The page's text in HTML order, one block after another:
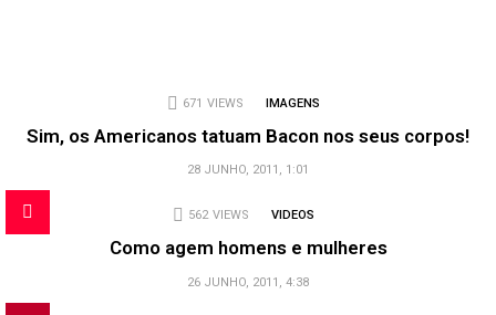
671 VIEWS IMAGENS
Sim, os Americanos tatuam Bacon nos seus corpos!
28 JUNHO, 2011, 1:01
562 VIEWS VIDEOS
Como agem homens e mulheres
26 JUNHO, 2011, 4:38